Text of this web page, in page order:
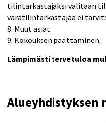
tilintarkastajaksi valitaan
varatilintarkastajaa ei
8. Muut asiat.
9. Kokouksen päättäminen.
Lämpimästi tervetuloa
Alueyhdistyksen